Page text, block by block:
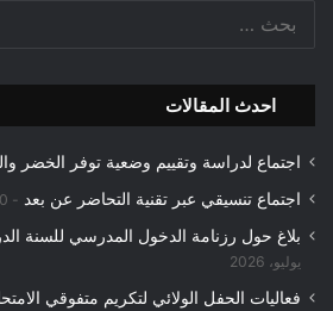
احدث المقالات
اجتماع لدراسة وتقييم وضعية توفر الخضر
اجتماع تنسيقي عبر تقنية التحاضر عن بعد 30
بلاغ حول رزنامة الدخول المدرسي للسنة الدراسية
يوليو، 2026
فعاليات الحفل الولائي لتكريم متفوقي